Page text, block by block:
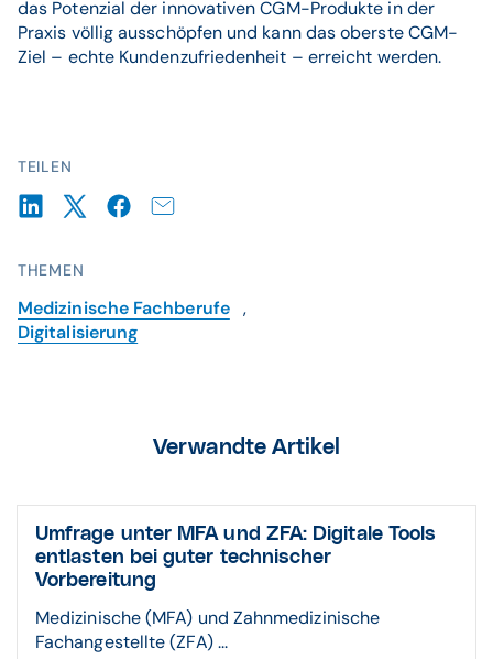
TEILEN
THEMEN
Medizinische Fachberufe ,
Digitalisierung
das Potenzial der innovativen CGM-Produkte in der
Praxis völlig ausschöpfen und kann das oberste CGM-
Ziel – echte Kundenzufriedenheit – erreicht werden.
Verwandte Artikel
Umfrage unter MFA und ZFA: Digitale Tools
entlasten bei guter technischer
Vorbereitung
Medizinische (MFA) und Zahnmedizinische
Fachangestellte (ZFA) ...